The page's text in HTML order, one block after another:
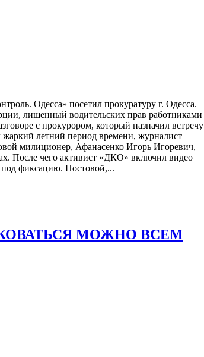
Одесса» посетил прокуратуру г. Одесса.
лишенный водительских прав работниками
с прокурором, который назначил встречу
летний период времени, журналист
милиционер, Афанасенко Игорь Игоревич,
После чего активист «ДКО» включил видео
фиксацию. Постовой,...
МОЖНО ВСЕМ